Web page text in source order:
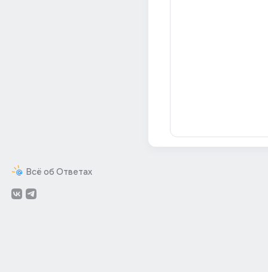
Всё об Ответах